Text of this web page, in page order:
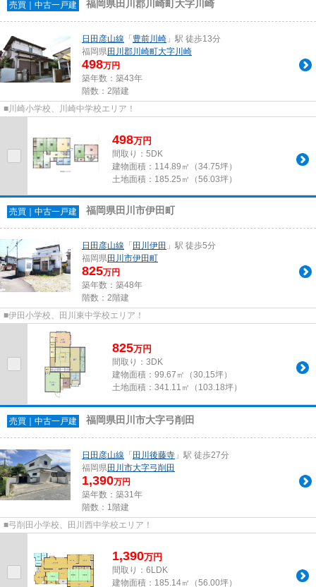
売買｜中古一戸建 福岡県田川郡川崎町大字川崎
日田彦山線 「 豊前川崎 」駅 徒歩13分
福岡県田川郡川崎町大字川崎
498万円
築年数：築43年
階数：2階建
■川崎小学校、川崎中学校エリア！
498万円
間取り：5DK
建物面積： 114.89㎡（34.75坪）
土地面積： 185.25㎡（56.03坪）
売買｜中古一戸建 福岡県田川市伊田町
日田彦山線 「 田川伊田 」駅 徒歩5分
福岡県田川市伊田町
825万円
築年数：築48年
階数：2階建
■伊田小学校、田川東中学校エリア！
825万円
間取り：3DK
建物面積： 99.67㎡（30.15坪）
土地面積： 341.11㎡（103.18坪）
売買｜中古一戸建 福岡県田川市大字弓削田
日田彦山線 「 田川後藤寺 」駅 徒歩27分
福岡県田川市大字弓削田
1,390万円
築年数：築31年
階数：1階建
■弓削田小学校、田川西中学校エリア！
1,390万円
間取り：6LDK
建物面積： 185.14㎡（56.00坪）